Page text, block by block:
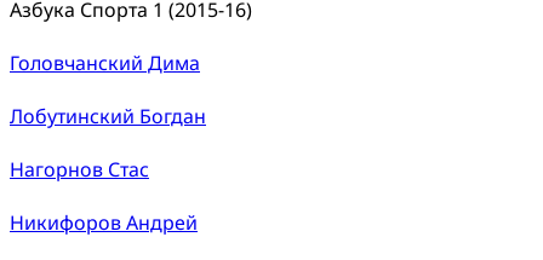
Азбука Спорта 1 (2015-16)
Головчанский Дима
Лобутинский Богдан
Нагорнов Стас
Никифоров Андрей